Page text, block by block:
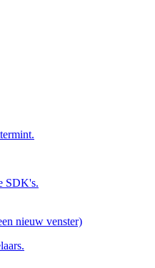
SDK's.
nieuw venster)